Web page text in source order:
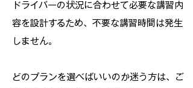
ドライバーの状況に合わせて必要な講習内
容を設計するため、不要な講習時間は発生
しません。
​どのプランを選べばいいのか迷う方は、ご